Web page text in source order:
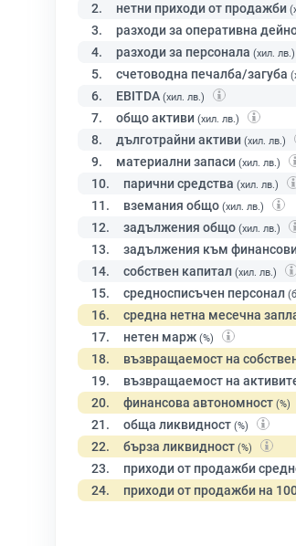
2. нетни приходи от продажби
3. разходи за оперативна
4. разходи за персонала (хил. лв.)
5. счетоводна печалба/загуба
6. EBITDA (хил. лв.)
7. общо активи (хил. лв.)
8. дълготрайни активи (хил. лв.)
9. материални запаси (хил. лв.)
10. парични средства (хил. лв.)
11. вземания общо (хил. лв.)
12. задължения общо (хил. лв.)
13. задължения към
14. собствен капитал (хил. лв.)
15. средносписъчен персонал
16. средна нетна месечна
17. нетен марж (%)
18. възвращаемост на
19. възвращаемост на
20. финансова автономност (%)
21. обща ликвидност (%)
22. бърза ликвидност (%)
23. приходи от продажби
24. приходи от продажби на